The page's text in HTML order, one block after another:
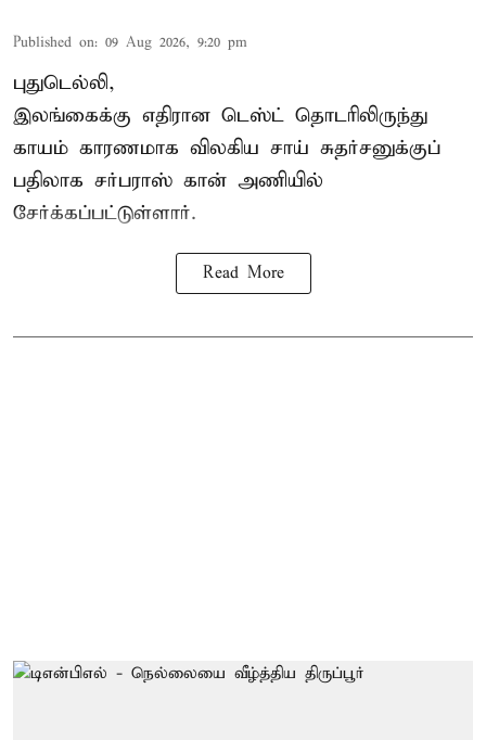
Published on: 09 Aug 2026, 9:20 pm
புதுடெல்லி,
இலங்கைக்கு எதிரான டெஸ்ட் தொடரிலிருந்து
காயம் காரணமாக விலகிய சாய் சுதர்சனுக்குப்
பதிலாக சர்பராஸ் கான் அணியில்
சேர்க்கப்பட்டுள்ளார்.
Read More